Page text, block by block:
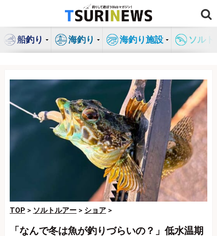
ン
船釣り 海釣り 海釣り施設 ソル
TOP > ソルトルアー > ショア >
「なんで冬は魚が釣りづらいの？」低水温期